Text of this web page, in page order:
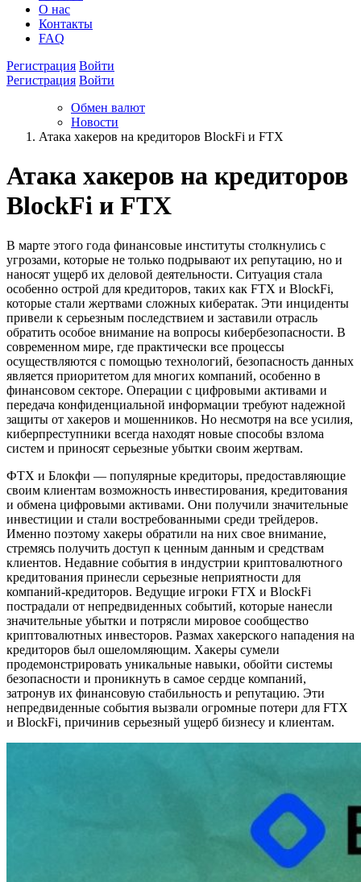
О нас
Контакты
FAQ
Регистрация Войти
Регистрация Войти
Обмен валют
Новости
Атака хакеров на кредиторов BlockFi и FTX
Атака хакеров на кредиторов
BlockFi и FTX
В марте этого года финансовые институты столкнулись с
угрозами, которые не только подрывают их репутацию, но и
наносят ущерб их деловой деятельности. Ситуация стала
особенно острой для кредиторов, таких как FTX и BlockFi,
которые стали жертвами сложных кибератак. Эти инциденты
привели к серьезным последствием и заставили отрасль
обратить особое внимание на вопросы кибербезопасности. В
современном мире, где практически все процессы
осуществляются с помощью технологий, безопасность данных
является приоритетом для многих компаний, особенно в
финансовом секторе. Операции с цифровыми активами и
передача конфиденциальной информации требуют надежной
защиты от хакеров и мошенников. Но несмотря на все усилия,
киберпреступники всегда находят новые способы взлома
систем и приносят серьезные убытки своим жертвам.
ФТХ и Блокфи — популярные кредиторы, предоставляющие
своим клиентам возможность инвестирования, кредитования
и обмена цифровыми активами. Они получили значительные
инвестиции и стали востребованными среди трейдеров.
Именно поэтому хакеры обратили на них свое внимание,
стремясь получить доступ к ценным данным и средствам
клиентов. Недавние события в индустрии криптовалютного
кредитования принесли серьезные неприятности для
компаний-кредиторов. Ведущие игроки FTX и BlockFi
пострадали от непредвиденных событий, которые нанесли
значительные убытки и потрясли мировое сообщество
криптовалютных инвесторов. Размах хакерского нападения на
кредиторов был ошеломляющим. Хакеры сумели
продемонстрировать уникальные навыки, обойти системы
безопасности и проникнуть в самое сердце компаний,
затронув их финансовую стабильность и репутацию. Эти
непредвиденные события вызвали огромные потери для FTX
и BlockFi, причинив серьезный ущерб бизнесу и клиентам.